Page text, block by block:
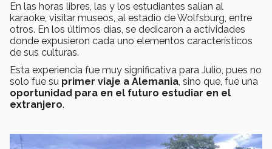
En las horas libres, las y los estudiantes salían al
karaoke, visitar museos, al estadio de Wolfsburg, entre
otros. En los últimos días, se dedicaron a actividades
donde expusieron cada uno elementos característicos
de sus culturas.
Esta experiencia fue muy significativa para Julio, pues no
solo fue su primer viaje a Alemania, sino que, fue una
oportunidad para en el futuro estudiar en el
extranjero.